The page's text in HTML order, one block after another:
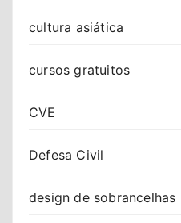
cultura asiática
cursos gratuitos
CVE
Defesa Civil
design de sobrancelhas